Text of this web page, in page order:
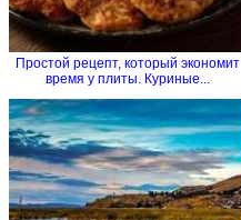
Простой рецепт, который экономит
время у плиты. Куриные...